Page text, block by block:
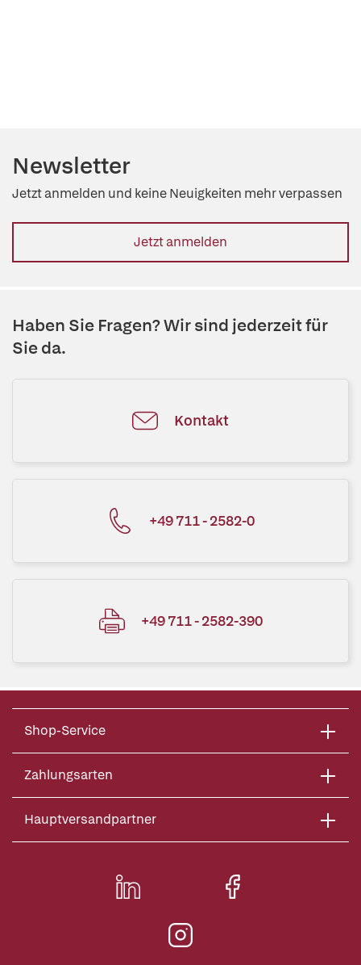
Newsletter
Jetzt anmelden und keine Neuigkeiten mehr verpassen
Jetzt anmelden
Haben Sie Fragen? Wir sind jederzeit für
Sie da.
Kontakt
+49 711 - 2582-0
+49 711 - 2582-390
Shop-Service
Zahlungsarten
Hauptversandpartner